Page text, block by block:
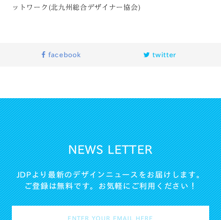
ットワーク(北九州総合デザイナー協会)
facebook twitter
NEWS LETTER
JDPより最新のデザインニュースをお届けします。
ご登録は無料です。お気軽にご利用ください！